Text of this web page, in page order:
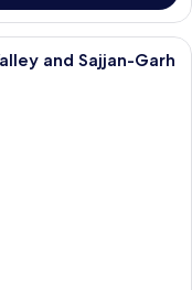
1 Tempat Tidur King
and Sajjan-Garh